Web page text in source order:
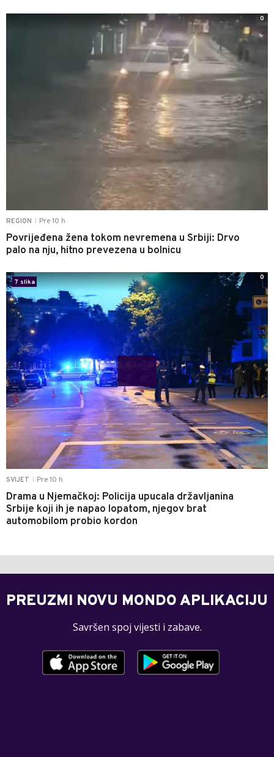
REGION Pre 10 h
Povrijeđena žena tokom nevremena u Srbiji: Drvo
palo na nju, hitno prevezena u bolnicu
0
SVIJET Pre 10 h
Drama u Njemačkoj: Policija upucala državljanina
Srbije koji ih je napao lopatom, njegov brat
automobilom probio kordon
7 slika
0
PREUZMI NOVU MONDO APLIKACIJU
Savršen spoj vijesti i zabave.